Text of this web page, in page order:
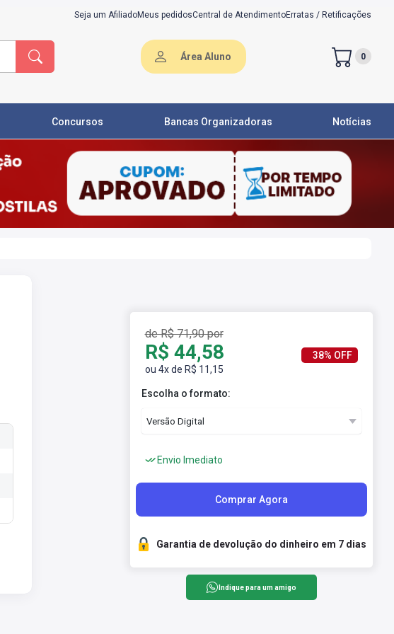
Seja um AfiliadoMeus pedidosCentral de AtendimentoErratas / Retificações
Área Aluno 0
Concursos Bancas Organizadoras Notícias
de R$ 71,90 por
R$ 44,58
ou 4x de R$ 11,15
38% OFF
Escolha o formato:
Envio Imediato
Comprar Agora
Garantia de devolução do dinheiro em 7 dias
Indique para um amigo